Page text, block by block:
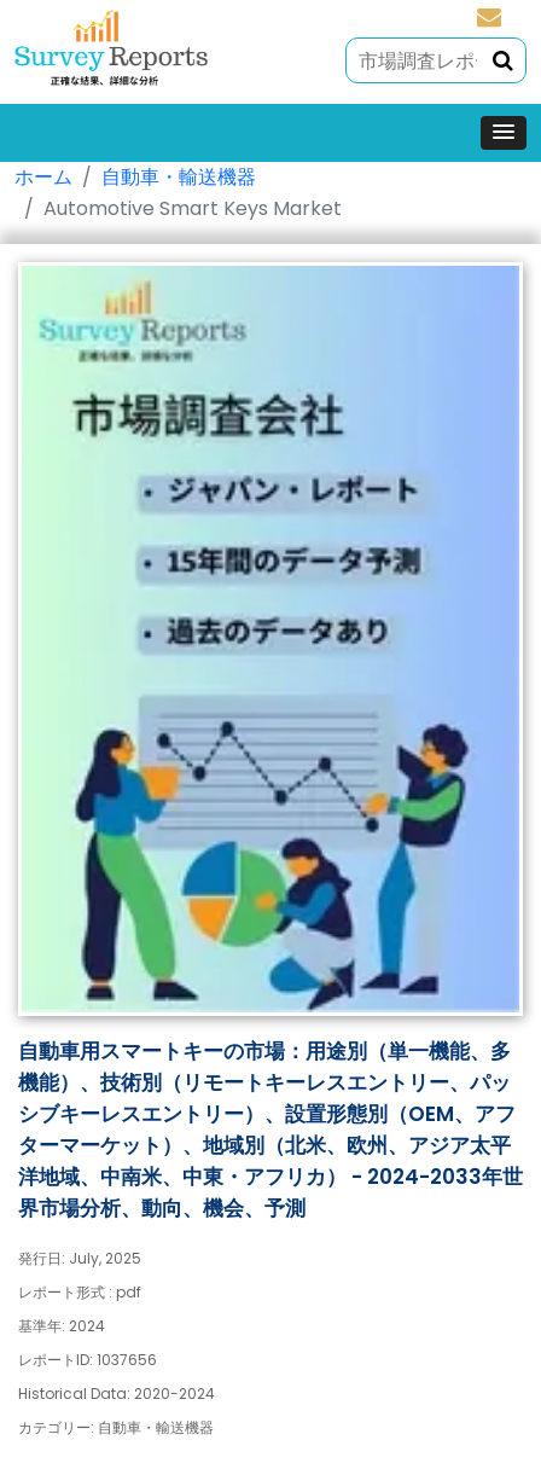
ホーム
自動車・輸送機器
Automotive Smart Keys Market
自動車用スマートキーの市場：用途別（単一機能、多
機能）、技術別（リモートキーレスエントリー、パッ
シブキーレスエントリー）、設置形態別（OEM、アフ
ターマーケット）、地域別（北米、欧州、アジア太平
洋地域、中南米、中東・アフリカ） - 2024-2033年世
界市場分析、動向、機会、予測
発行日: July, 2025
レポート形式 : pdf
基準年: 2024
レポートID: 1037656
Historical Data: 2020-2024
カテゴリー: 自動車・輸送機器